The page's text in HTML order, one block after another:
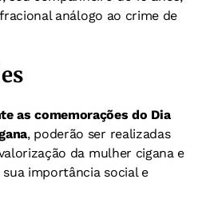
análogo ao crime de
as comemorações do Dia
, poderão ser realizadas
da mulher cigana e
importância social e